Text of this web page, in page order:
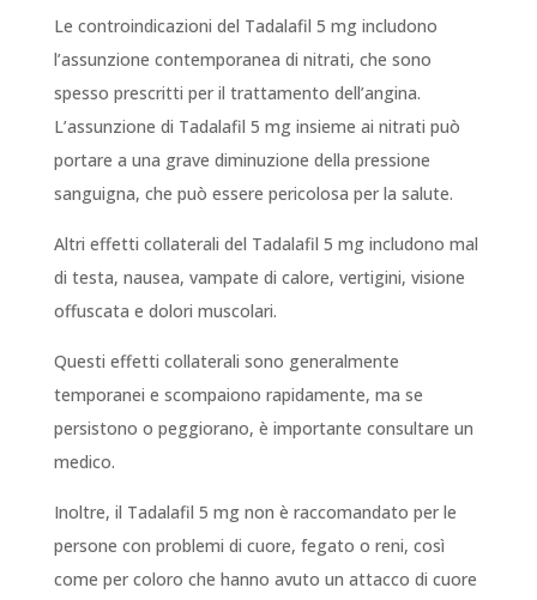
Le controindicazioni del Tadalafil 5 mg includono
l’assunzione contemporanea di nitrati, che sono
spesso prescritti per il trattamento dell’angina.
L’assunzione di Tadalafil 5 mg insieme ai nitrati può
portare a una grave diminuzione della pressione
sanguigna, che può essere pericolosa per la salute.
Altri effetti collaterali del Tadalafil 5 mg includono mal
di testa, nausea, vampate di calore, vertigini, visione
offuscata e dolori muscolari.
Questi effetti collaterali sono generalmente
temporanei e scompaiono rapidamente, ma se
persistono o peggiorano, è importante consultare un
medico.
Inoltre, il Tadalafil 5 mg non è raccomandato per le
persone con problemi di cuore, fegato o reni, così
come per coloro che hanno avuto un attacco di cuore